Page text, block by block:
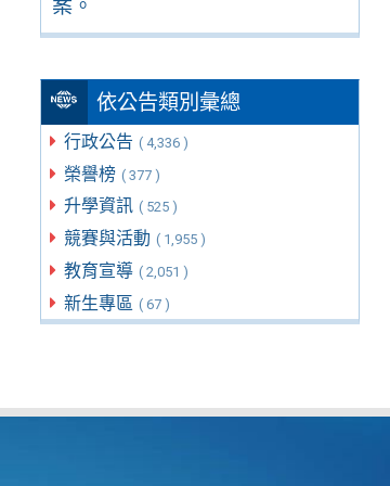
案。
依公告類別彙總
行政公告 ( 4,336 )
榮譽榜 ( 377 )
升學資訊 ( 525 )
競賽與活動 ( 1,955 )
教育宣導 ( 2,051 )
新生專區 ( 67 )